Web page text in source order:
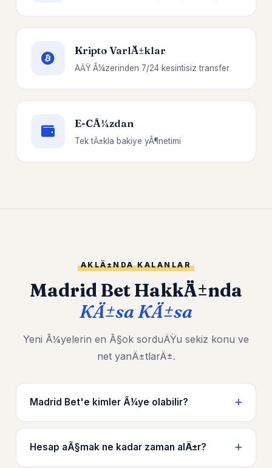
Kripto VarlÄ±klar
AÄŸ Ã¼zerinden 7/24 kesintisiz transfer
E-CÃ¼zdan
Tek tÄ±kla bakiye yÃ¶netimi
AKLÄ±NDA KALANLAR
Madrid Bet HakkÄ±nda
KÄ±sa KÄ±sa
Yeni Ã¼yelerin en Ã§ok sorduÄŸu sekiz konu ve
net yanÄ±tlarÄ±.
Madrid Bet'e kimler Ã¼ye olabilir?
Hesap aÃ§mak ne kadar zaman alÄ±r?